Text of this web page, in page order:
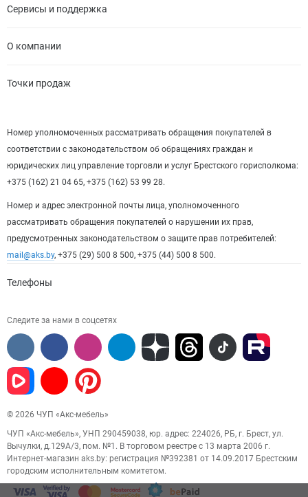
Сервисы и поддержка
О компании
Точки продаж
Номер уполномоченных рассматривать обращения покупателей в
соответствии с законодательством об обращениях граждан и
юридических лиц управление торговли и услуг Брестского горисполкома:
+375 (162) 21 04 65, +375 (162) 53 99 28.
Номер и адрес электронной почты лица, уполномоченного
рассматривать обращения покупателей о нарушении их прав,
предусмотренных законодательством о защите прав потребителей:
mail@aks.by, +375 (29) 500 8 500, +375 (44) 500 8 500.
Телефоны
Следите за нами в соцсетях
© 2026 ЧУП «Акс-мебель»
ЧУП «Акс-мебель», УНП 290459038, юр. адрес: 224026, РБ, г. Брест, ул.
Вычулки, д.129А/3, пом. №1. В торговом реестре с 13 марта 2006 г.
Интернет-магазин aks.by: регистрация №392381 от 14.09.2017 Брестским
городским исполнительным комитетом.